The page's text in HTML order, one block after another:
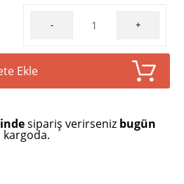
- +
Ekle
sipariş verirseniz bugün
kargoda.